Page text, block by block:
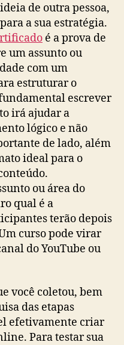
de outra pessoa,
a sua estratégia.
é a prova de
um assunto ou
com um
estruturar o
escrever
irá ajudar a
lógico e não
de lado, além
ideal para o
ou área do
qual é a
terão depois
curso pode virar
do YouTube ou
você coletou, bem
das etapas
efetivamente criar
Para testar sua